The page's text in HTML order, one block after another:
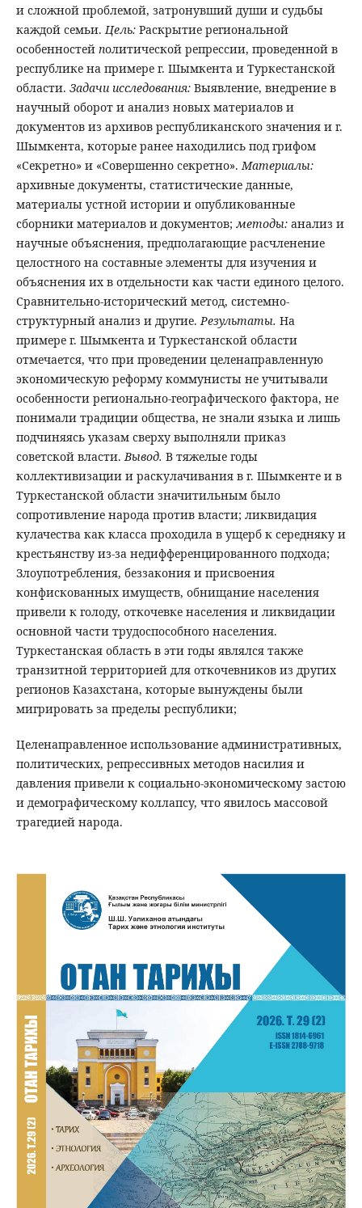
и сложной проблемой, затронувший души и судьбы
каждой семьи.Цель: Раскрытие региональной
особенностейполитической репрессии, проведенной в
республике на примере г. Шымкента и Туркестанской
области. Задачи исследования:Выявление, внедрение в
научный оборот и анализ новых материалов и
документов из архивов республиканского значения и г.
Шымкента, которые ранее находились под грифом
«Секретно» и «Совершенно секретно».Материалы:
архивные документы, статистические данные,
материалы устной истории и опубликованные
сборники материалов и документов; методы:анализ и
научные объяснения, предполагающие расчленение
целостного на составные элементы для изучения и
объяснения их в отдельности как части единого целого.
Сравнительно-исторический метод, системно-
структурный анализ и другие.Результаты. На
примере г. Шымкента и Туркестанской области
отмечается, что при проведении целенаправленную
экономическую реформу коммунисты не учитывали
особенности регионально-географического фактора, не
понимали традиции общества, не знали языка и лишь
подчиняясь указам сверху выполняли приказ
советской власти.Вывод. В тяжелые годы
коллективизации и раскулачивания в г. Шымкенте и в
Туркестанской области значитильным было
сопротивление народа против власти; ликвидация
кулачества как класса проходила в ущерб к середняку и
крестьянству из-за недифференцированного подхода;
Злоупотребления, беззакония и присвоения
конфискованных имуществ, обнищание населения
привели к голоду, откочевке населения и ликвидации
основной части трудоспособного населения.
Туркестанская область в эти годы являлся также
транзитной территорией для откочевников из других
регионов Казахстана, которые вынуждены были
мигрировать за пределы республики;
Целенаправленное использование административных,
политических, репрессивных методов насилия и
давления привели к социально-экономическому застою
и демографическому коллапсу, что явилось массовой
трагедией народа.